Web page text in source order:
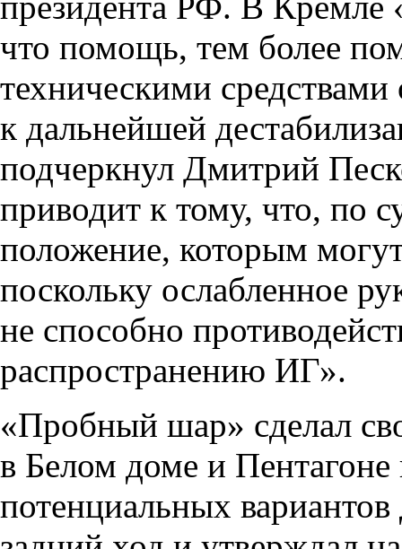
что помощь, тем более
техническими
к дальнейшей
подчеркнул Дмитрий
приводит к тому, что, по
положение, которым
поскольку ослабленное
не способно
распространению ИГ».
«Пробный шар» сделал
в Белом доме и
потенциальных